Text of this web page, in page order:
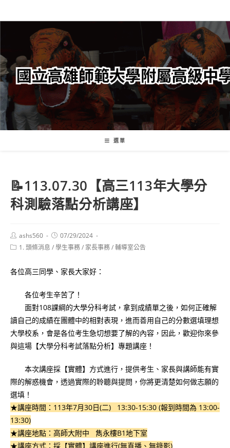
轉
要
內
容
選單
📝113.07.30【高三113年大學分
科測驗落點分析講座】
Post
author:
ashs560
Post
published:
07/29/2024
Post1. 頭條消息 /學生事務/ 家長事務/輔導室公告
各位高三同學、家長大家好：
各位考生辛苦了！
面對108課綱的大學分科考試，拿到成績單之後，如何正確解
讀自己的成績在團體中的相對表現，進而善用自己的分數選填理想
大學校系，會是各位考生急切想要了解的內容，因此，歡迎你來參
與這場【大學分科考試落點分析】專題講座！
本次講座採【實體】方式進行，提供考生、家長與講師能有實
際的解惑機會，透過實際的聆聽與提問，你將更清楚如何做志願的
選填！
★講座時間：113年7月30日(二) 13:30-15:30 (報到時間為 13:00-
13:30)
★講座地點：高師大附中 雋永樓B1地下室
★講座方式：採【實體】講座進行(無直播、無錄影)